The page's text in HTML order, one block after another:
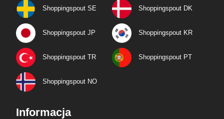
Shoppingspout SE Shoppingspout DK
Shoppingspout JP Shoppingspout KR
Shoppingspout TR Shoppingspout PT
Shoppingspout NO
Informacja